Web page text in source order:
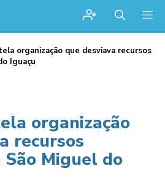
organização que desviava recursos
Iguaçu
organização
recursos
Miguel do